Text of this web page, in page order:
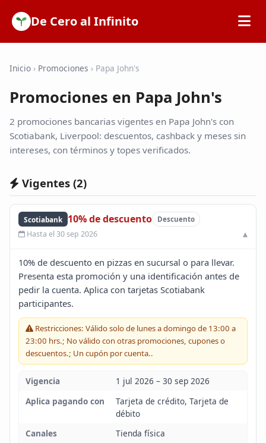
De Cero al Infinito
SOFIPOs
Bancos
Tarjetas de Crédito
Blog
Infinito
Inicio › Promociones › Papa John's
Promociones en Papa John's
2 promociones bancarias vigentes en Papa John's con
Scotiabank, Liverpool: descuentos, cashback y meses sin
intereses, con términos y topes verificados.
Vigentes (2)
Scotiabank 10% de descuento Descuento
Hasta el 30 sep 2026
10% de descuento en pizzas en sucursal o para llevar.
Presenta esta promoción y una identificación antes de
pedir la cuenta. Aplica con tarjetas Scotiabank
participantes.
Restricciones: Válido solo de lunes a domingo de 13:00 a
23:00 hrs.; No válido con otras promociones, cupones o
descuentos.; Un cupón por cuenta..
Vigencia
1 jul 2026 – 30 sep 2026
Aplica pagando con
Tarjeta de crédito, Tarjeta de
débito
Canales
Tienda física